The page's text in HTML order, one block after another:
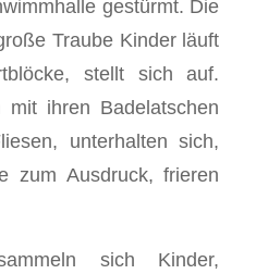
gestürmt. Die
Traube Kinder läuft
stellt sich auf.
ihren Badelatschen
unterhalten sich,
zum Ausdruck, frieren
sich Kinder,